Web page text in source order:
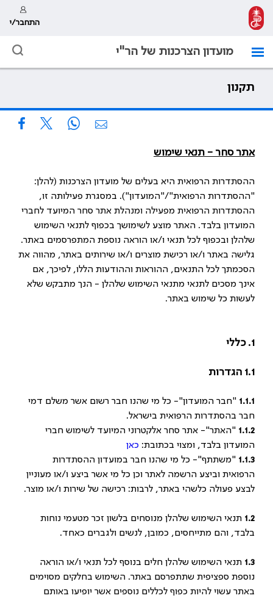
התחבר/י
מועדון הצרכנות של הר"י
תקנון
אתר סחר - תנאי שימוש
ההסתדרות הרפואית היא בעלים של מועדון הצרכנות (להלן:
"ההסתדרות הרפואית"/"המועדון"). במסגרת פעילותה זו,
ההסתדרות הרפואית מפעילה ומנהלת אתר סחר המיועד לחברי
המועדון בלבד. האתר מוצע לשימושך בכפוף לתנאי השימוש
שלהלן ובכפוף לכל תנאי ו/או הוראה נוספת המתפרסמים באתר.
גלישה באתר ו/או רכישת מוצרים ו/או שירותים באתר, מהווה את
הסכמתך לכל התנאים, ההוראות וההודעות הללו, לפיכך, אם
אינך מסכים לתנאי מתנאי השימוש שלהלן - הנך מתבקש שלא
לעשות כל שימוש באתר.
1. כללי
1.1 הגדרות
1.1.1 "חבר המועדון"- כל מי שהנו חבר רשום אשר משלם דמי
חבר בהסתדרות הרפואית בישראל.
1.1.2 "האתר"- אתר סחר אלקטרוני המיועד לשימוש חברי
המועדון בלבד, ומצוי בכתובת: כאן
1.1.3 "משתתף"- כל מי שהנו חבר במועדון ההסתדרות
הרפואית וביצע הרשמה לאתר וכן כל מי אשר ביצע ו/או מעוניין
לבצע פעולה כלשהי באתר, לרבות: רכישה של שירות ו/או מוצר.
1.2 תנאי השימוש שלהלן מנוסחים בלשון זכר מטעמי נוחות
בלבד, והם מתייחסים, כמובן, לנשים ולגברים כאחד.
1.3 תנאי השימוש שלהלן חלים בנוסף לכל תנאי ו/או הוראה
נוספת ספציפית שתתפרסם באתר. השימוש בחלקים מסוימים
באתר עשוי להיות כפוף לכללים נוספים אשר יופיעו באותם